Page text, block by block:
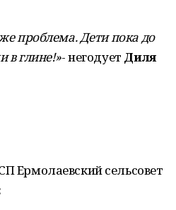
проблема. Дети пока до
в глине!»- негодует Диля
Ермолаевский сельсовет